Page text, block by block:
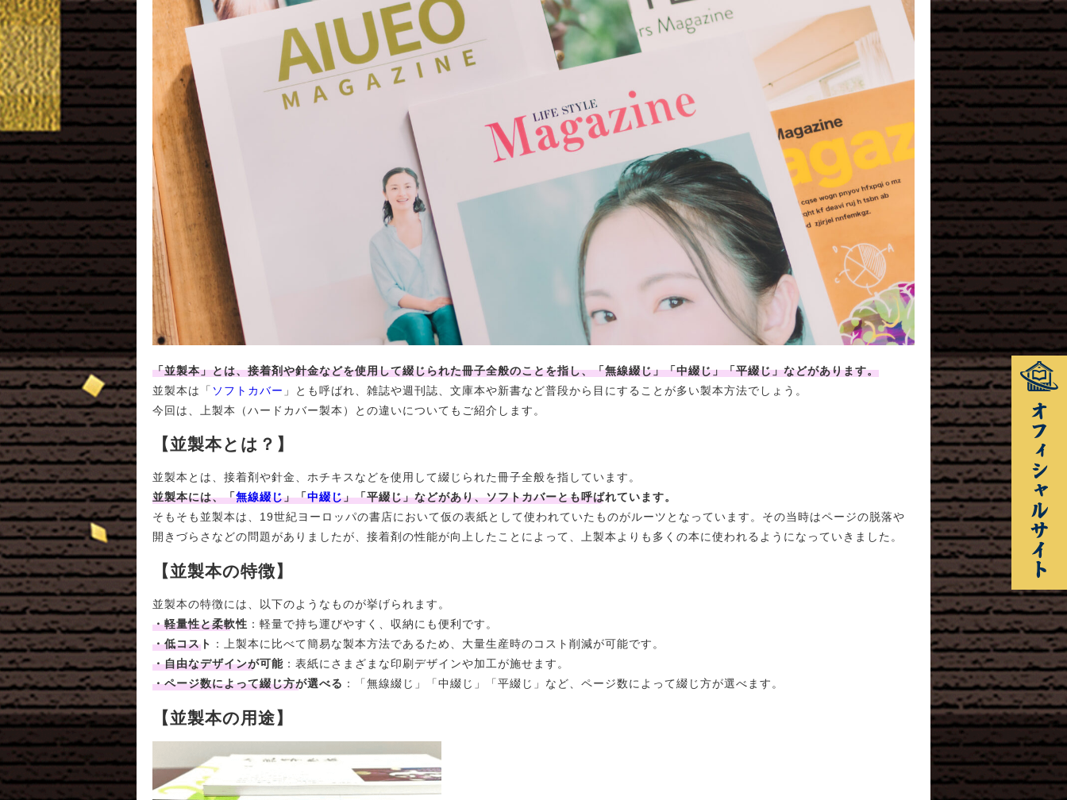
「並製本」とは、接着剤や針金などを使用して綴じられた冊子全般のことを指し、「無線綴じ」「中綴じ」「平綴じ」などがあります。
並製本は「 ソフトカバー 」とも呼ばれ、雑誌や週刊誌、文庫本や新書など普段から目にすることが多い製本方法でしょう。
今回は、上製本（ハードカバー製本）との違いについてもご紹介します。
【並製本とは？】
並製本とは、接着剤や針金、ホチキスなどを使用して綴じられた冊子全般を指しています。
並製本には、「無線綴じ」「中綴じ」「平綴じ」などがあり、ソフトカバーとも呼ばれています。
そもそも並製本は、19世紀ヨーロッパの書店において仮の表紙として使われていたものがルーツとなっています。その当時はページの脱落や
開きづらさなどの問題がありましたが、接着剤の性能が向上したことによって、上製本よりも多くの本に使われるようになっていきました。
【並製本の特徴】
並製本の特徴には、以下のようなものが挙げられます。
・軽量性と柔軟性 ：軽量で持ち運びやすく、収納にも便利です。
・低コスト ：上製本に比べて簡易な製本方法であるため、大量生産時のコスト削減が可能です。
・自由なデザインが可能 ：表紙にさまざまな印刷デザインや加工が施せます。
・ページ数によって綴じ方が選べる ：「無線綴じ」「中綴じ」「平綴じ」など、ページ数によって綴じ方が選べます。
【並製本の用途】